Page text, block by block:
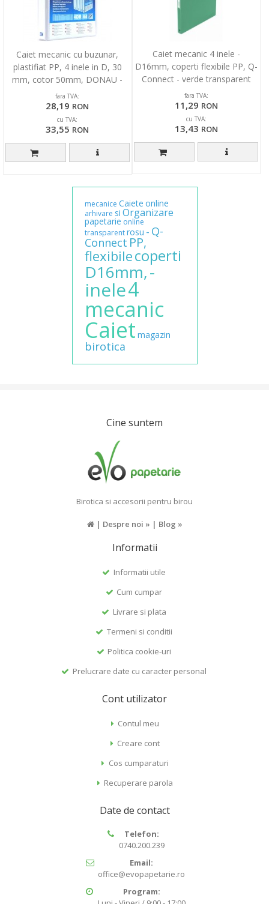
Caiet mecanic cu buzunar,
plastifiat PP, 4 inele in D, 30
mm, cotor 50mm, DONAU -
alb
fara TVA:
28,19 RON
cu TVA:
33,55 RON
Caiet mecanic 4 inele -
D16mm, coperti flexibile PP, Q-
Connect - verde transparent
fara TVA:
11,29 RON
cu TVA:
13,43 RON
mecanice Caiete online
arhivare si Organizare
papetarie online
transparent rosu - Q-
Connect PP,
flexibilecoperti
D16mm,-
inele4
mecanic
Caiet magazin
birotica
Cine suntem
Birotica si accesorii pentru birou
| Despre noi » | Blog »
Informatii
Informatii utile
Cum cumpar
Livrare si plata
Termeni si conditii
Politica cookie-uri
Prelucrare date cu caracter personal
Cont utilizator
Contul meu
Creare cont
Cos cumparaturi
Recuperare parola
Date de contact
Telefon:
0740.200.239
Email:
office@evopapetarie.ro
Program: